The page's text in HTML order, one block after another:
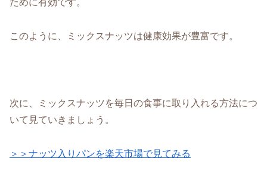
このように、ミックスナッツは健康効果が豊富です。
次に、ミックスナッツを毎日の食事に取り入れる方法につ
いて見ていきましょう。
＞＞ナッツ入りパンを楽天市場で見てみる